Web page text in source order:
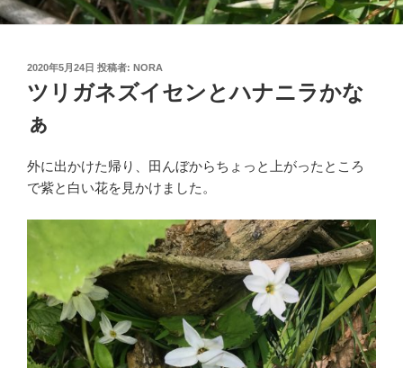
投
稿
日:
2020年5月24日 投稿者: NORA
ツリガネズイセンとハナニラかな
ぁ
外に出かけた帰り、田んぼからちょっと上がったところ
で紫と白い花を見かけました。